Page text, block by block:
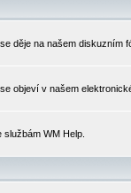
děje na našem diskuzním
objeví v našem
WM Help.